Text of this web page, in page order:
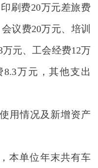
刷费20万元差旅费
议费20万元、培训
元、工会经费12万
万元，其他支出
用情况及新增资产
本单位年末共有车